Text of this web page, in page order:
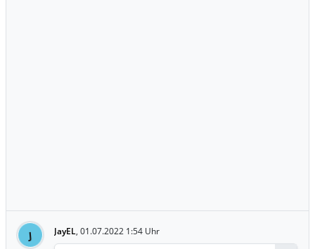
J JayEL, 01.07.2022 1:54 Uhr